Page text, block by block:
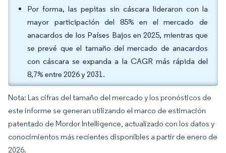
Por forma, las pepitas sin cáscara lideraron con la
mayor participación del 85% en el mercado de
anacardos de los Países Bajos en 2025, mientras que
se prevé que el tamaño del mercado de anacardos
con cáscara se expanda a la CAGR más rápida del
8,7% entre 2026 y 2031.
Nota: Las cifras del tamaño del mercado y los pronósticos de
este informe se generan utilizando el marco de estimación
patentado de Mordor Intelligence, actualizado con los datos y
conocimientos más recientes disponibles a partir de enero de
2026.